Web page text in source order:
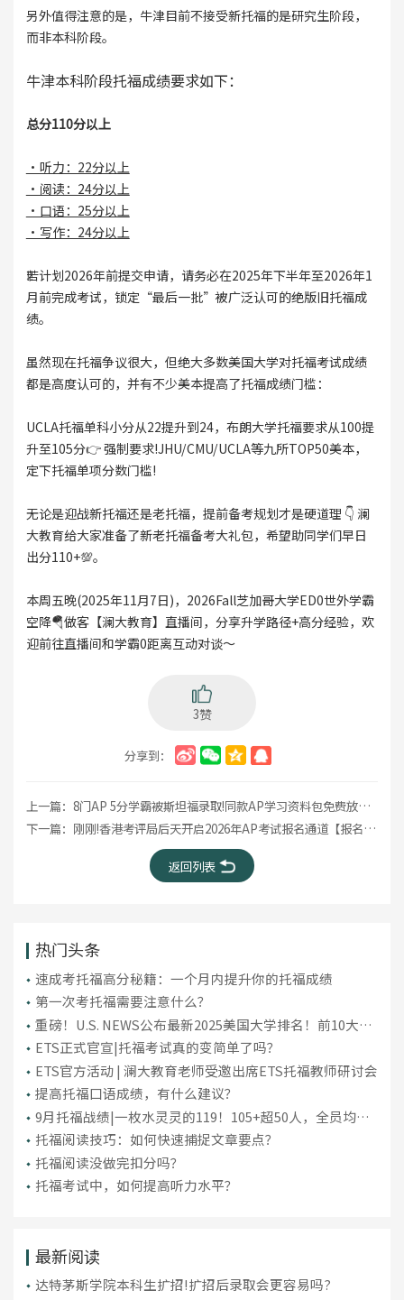
另外值得注意的是，牛津目前不接受新托福的是研究生阶段，
而非本科阶段。
牛津本科阶段托福成绩要求如下：
总分110分以上
·听力：22分以上
·阅读：24分以上
·口语：25分以上
·写作：24分以上
‼️若计划2026年前提交申请，请务必在2025年下半年至2026年1
月前完成考试，锁定“最后一批”被广泛认可的绝版旧托福成
绩。
虽然现在托福争议很大，但绝大多数美国大学对托福考试成绩
都是高度认可的，并有不少美本提高了托福成绩门槛：
UCLA托福单科小分从22提升到24，布朗大学托福要求从100提
升至105分👉 强制要求!JHU/CMU/UCLA等九所TOP50美本，
定下托福单项分数门槛!
无论是迎战新托福还是老托福，提前备考规划才是硬道理 👇 澜
大教育给大家准备了新老托福备考大礼包，希望助同学们早日
出分110+💯。
本周五晚(2025年11月7日)，2026Fall芝加哥大学ED0世外学霸
空降🪂做客【澜大教育】直播间，分享升学路径+高分经验，欢
迎前往直播间和学霸0距离互动对谈～
3赞
分享到：
上一篇： 8门AP 5分学霸被斯坦福录取!同款AP学习资料包免费放送(开学季限定)
下一篇： 刚刚!香港考评局后天开启2026年AP考试报名通道【报名要求+流程】速看
返回列表
热门头条
​速成考托福高分秘籍：一个月内提升你的托福成绩
第一次考托福需要注意什么？
重磅！U.S. NEWS公布最新2025美国大学排名！前10大洗
牌，纽大重回TOP30！
ETS正式官宣|托福考试真的变简单了吗？
ETS官方活动 | 澜大教育老师受邀出席ETS托福教师研讨会
提高托福口语成绩，有什么建议？
9月托福战绩|一枚水灵灵的119！105+超50人，全员均分
破百！
托福阅读技巧：如何快速捕捉文章要点？
托福阅读没做完扣分吗？
托福考试中，如何提高听力水平？
最新阅读
达特茅斯学院本科生扩招!扩招后录取会更容易吗?